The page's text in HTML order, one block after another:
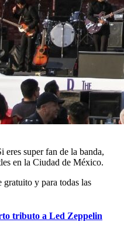
eres super fan de la banda,
en la Ciudad de México.
gratuito y para todas las
tributo a Led Zeppelin